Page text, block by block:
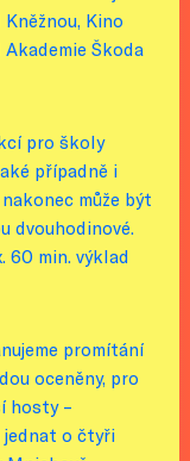
Kino
Škoda
pro školy
případně i
může být
dvouhodinové.
60 min. výklad
promítání
oceněny, pro
hosty –
jednat o čtyři